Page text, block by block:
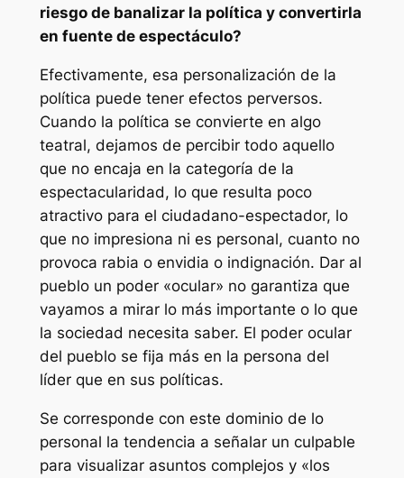
riesgo de banalizar la política y convertirla
en fuente de espectáculo?
Efectivamente, esa personalización de la
política puede tener efectos perversos.
Cuando la política se convierte en algo
teatral, dejamos de percibir todo aquello
que no encaja en la categoría de la
espectacularidad, lo que resulta poco
atractivo para el ciudadano-espectador, lo
que no impresiona ni es personal, cuanto no
provoca rabia o envidia o indignación. Dar al
pueblo un poder «ocular» no garantiza que
vayamos a mirar lo más importante o lo que
la sociedad necesita saber. El poder ocular
del pueblo se fija más en la persona del
líder que en sus políticas.
Se corresponde con este dominio de lo
personal la tendencia a señalar un culpable
para visualizar asuntos complejos y «los